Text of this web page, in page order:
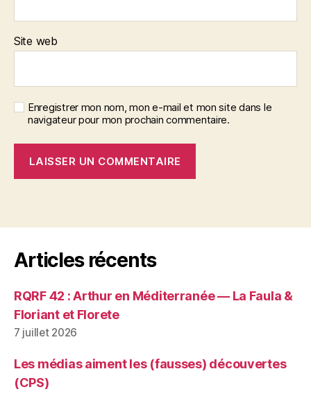
Site web
Enregistrer mon nom, mon e-mail et mon site dans le
navigateur pour mon prochain commentaire.
t
r
n
t
i
v
e
Articles récents
RQRF 42 : Arthur en Méditerranée — La Faula &
Floriant et Florete
7 juillet 2026
Les médias aiment les (fausses) découvertes
(CPS)